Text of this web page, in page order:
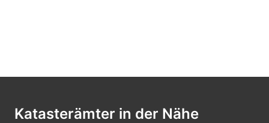
Katasterämter in der Nähe